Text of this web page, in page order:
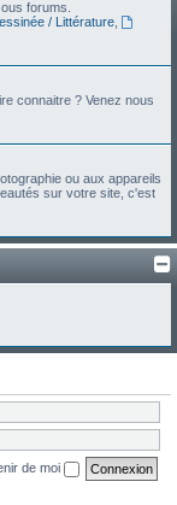
forums.
/ Littérature,
connaitre ? Venez nous
ou aux appareils
sur votre site, c'est
de moi